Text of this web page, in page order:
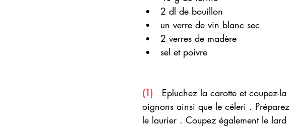
2 dl de bouillon
un verre de vin blanc sec
2 verres de madère
sel et poivre
(1)
Epluchez la carotte et coupez-
oignons ainsi que le céleri .
le laurier . Coupez également le lard